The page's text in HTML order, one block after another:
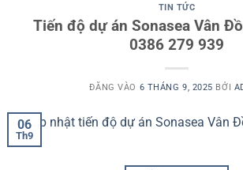
TIN TỨC
Tiến độ dự án Sonasea Vân
0386 279 939
ĐĂNG VÀO 6 THÁNG 9, 2025 BỞI
06
Th9